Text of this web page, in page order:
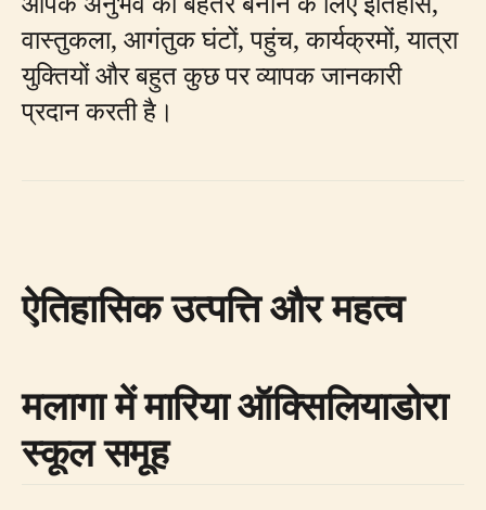
वास्तुकला, आगंतुक घंटों, पहुंच, कार्यक्रमों, यात्रा
युक्तियों और बहुत कुछ पर व्यापक जानकारी
प्रदान करती है।
ऐतिहासिक उत्पत्ति और महत्व
मलागा में मारिया ऑक्सिलियाडोरा
स्कूल समूह